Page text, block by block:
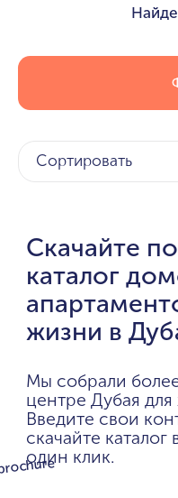
Сортировать
Скачайте
каталог
жизни в
Мы собрали
центре Дубая
Введите свои
скачайте
один клик.